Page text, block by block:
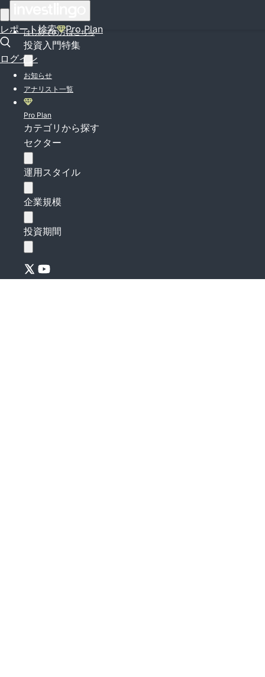
レポート検索 Pro Plan
ログイン
はじめての方はこちら
投資入門特集
お知らせ
アナリスト一覧
Pro Plan
カテゴリから探す
セクター
運用スタイル
企業規模
投資期間